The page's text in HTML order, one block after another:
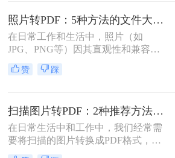
照片转PDF：5种方法的文件大小限制和画质保留实测！
在日常工作和生活中，照片（如
JPG、PNG等）因其直观性和兼容性
被广泛使用。然而，在需要整合多张
照片、提高安全性或便于打印时，将
文将详细介绍5种将照片转换为PDF的
常用高效方法，帮助用户根据需求选
择最适合的方案。
赞 踩
扫描图片转PDF：2种推荐方法的清晰度调优和文件压缩！
在日常生活中和工作中，我们经常需
要将扫描的图片转换成PDF格式，以
便于文档的管理、共享和打印。那么